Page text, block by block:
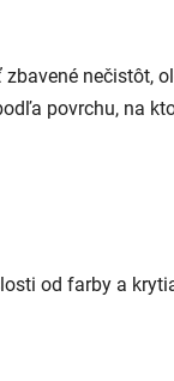
nečistôt,
povrchu, na
od farby a